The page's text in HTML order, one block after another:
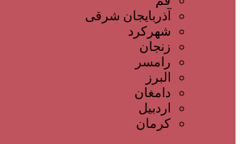
آذربایجان شرقی
شهرکرد
زنجان
رامسر
البرز
دامغان
اردبیل
کرمان